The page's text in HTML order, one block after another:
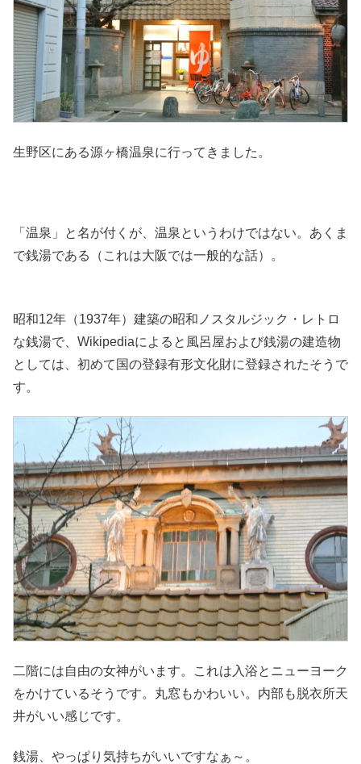
生野区にある源ヶ橋温泉に行ってきました。
「温泉」と名が付くが、温泉というわけではない。あくま
で銭湯である（これは大阪では一般的な話）。
昭和12年（1937年）建築の昭和ノスタルジック・レトロ
な銭湯で、Wikipediaによると風呂屋および銭湯の建造物
としては、初めて国の登録有形文化財に登録されたそうで
す。
二階には自由の女神がいます。これは入浴とニューヨーク
をかけているそうです。丸窓もかわいい。内部も脱衣所天
井がいい感じです。
銭湯、やっぱり気持ちがいいですなぁ～。